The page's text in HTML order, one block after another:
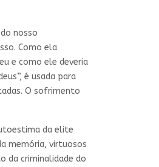
nosso
Como ela
e como ele deveria
é usada para
O sofrimento
da elite
memória, virtuosos
da criminalidade do